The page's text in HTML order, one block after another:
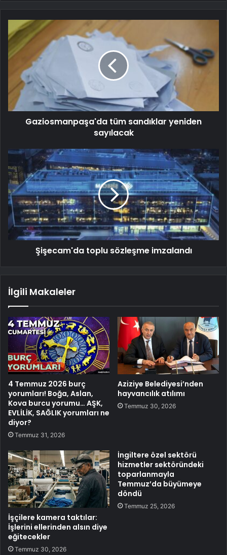
Gaziosmanpaşa'da tüm sandıklar yeniden
sayılacak
Şişecam'da toplu sözleşme imzalandı
İlgili Makaleler
4 Temmuz 2026 burç
yorumları! Boğa, Aslan,
Kova burcu yorumu… AŞK,
EVLİLİK, SAĞLIK yorumları ne
diyor?
Temmuz 31, 2026
Aziziye Belediyesi’nden
hayvancılık atılımı
Temmuz 30, 2026
İşçilere kamera taktılar:
İşlerini ellerinden alsın diye
eğitecekler
Temmuz 30, 2026
İngiltere özel sektörü
hizmetler sektöründeki
toparlanmayla
Temmuz’da büyümeye
döndü
Temmuz 25, 2026